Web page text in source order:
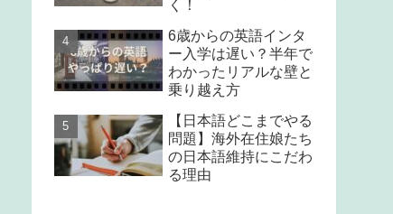
く！
6歳からの英語インタ
ー入学は遅い？半年で
わかったリアルな壁と
乗り越え方
【日本語どこまでやる
問題】海外在住娘たち
の日本語維持にこだわ
る理由